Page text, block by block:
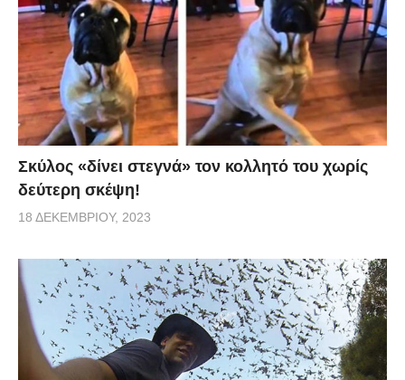
Σκύλος «δίνει στεγνά» τον κολλητό του χωρίς
δεύτερη σκέψη!
18 ΔΕΚΕΜΒΡΊΟΥ, 2023